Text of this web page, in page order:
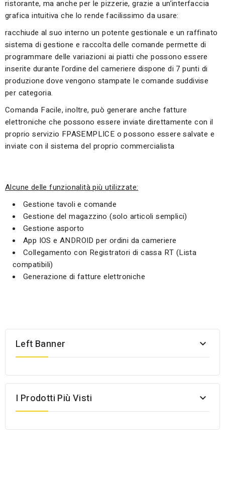
ristorante, ma anche per le pizzerie, grazie a un’interfaccia
grafica intuitiva che lo rende facilissimo da usare:
racchiude al suo interno un potente gestionale e un raffinato
sistema di gestione e raccolta delle comande permette di
programmare delle variazioni ai piatti che possono essere
inserite durante l’ordine del cameriere dispone di 7 punti di
produzione dove vengono stampate le comande suddivise
per categoria.
Comanda Facile, inoltre, può generare anche fatture
elettroniche che possono essere inviate direttamente con il
proprio servizio FPASEMPLICE o possono essere salvate e
inviate con il sistema del proprio commercialista
Alcune delle funzionalità più utilizzate:
Gestione tavoli e comande
Gestione del magazzino (solo articoli semplici)
Gestione asporto
App IOS e ANDROID per ordini da cameriere
Collegamento con Registratori di cassa RT (Lista
compatibili)
Generazione di fatture elettroniche
Left Banner 
I Prodotti Più Visti 